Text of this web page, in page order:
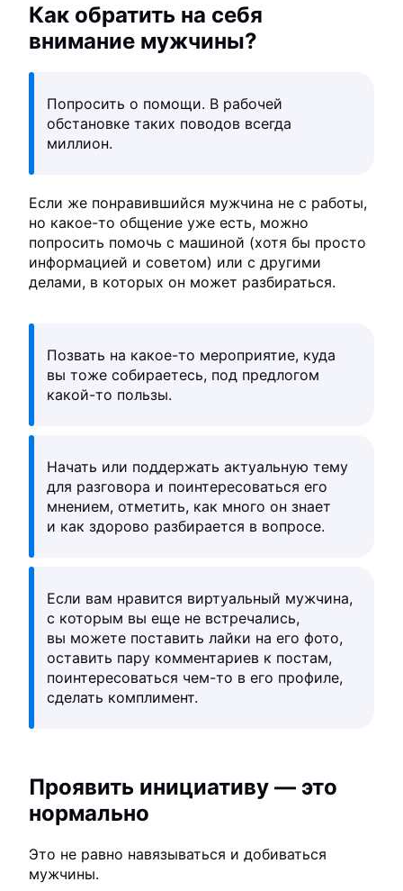
Как обратить на себя
внимание мужчины?
Попросить о помощи. В рабочей
обстановке таких поводов всегда
миллион.
Если же понравившийся мужчина не с работы,
но какое-то общение уже есть, можно
попросить помочь с машиной (хотя бы просто
информацией и советом) или с другими
делами, в которых он может разбираться.
Позвать на какое-то мероприятие, куда
вы тоже собираетесь, под предлогом
какой-то пользы.
Начать или поддержать актуальную тему
для разговора и поинтересоваться его
мнением, отметить, как много он знает
и как здорово разбирается в вопросе.
Если вам нравится виртуальный мужчина,
с которым вы еще не встречались,
вы можете поставить лайки на его фото,
оставить пару комментариев к постам,
поинтересоваться чем-то в его профиле,
сделать комплимент.
Проявить инициативу — это
нормально
Это не равно навязываться и добиваться
мужчины.